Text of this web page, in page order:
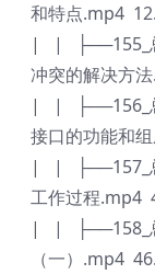
和特点.mp4
| | ├──155_总
冲突的解决方
| | ├──156_总
接口的功能和
| | ├──157_总
工作过程.mp4
| | ├──158_总
（一）.mp4